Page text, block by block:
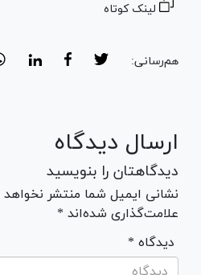
لینک کوتاه
هم‌رسانی:
ارسال دیدگاه
دیدگاهتان را بنویسید
نشانی ایمیل شما منتشر
علامت‌گذاری شده‌اند *
* دیدگاه